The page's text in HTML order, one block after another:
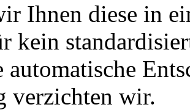
Ihnen diese in
kein
automatische
verzichten wir.